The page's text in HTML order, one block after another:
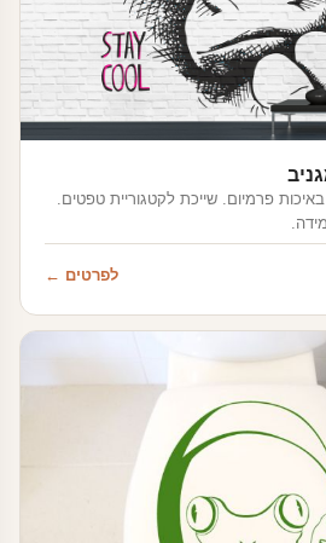
פרמיום. שייכת לקטגוריית טפטים.
לפרטים ←